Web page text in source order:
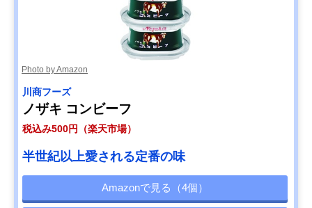
Photo by Amazon
川商フーズ
ノザキ コンビーフ
税込み500円（楽天市場）
半世紀以上愛される定番の味
Amazonで見る（4個）